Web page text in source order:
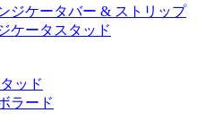
ジケータバー & ストリップ
ケータスタッド
ッド
ラード